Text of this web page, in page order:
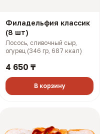
Филадельфия классик
(8 шт)
Лосось, сливочный сыр,
огурец (346 гр, 687 ккал)
4 650 ₸
В корзину